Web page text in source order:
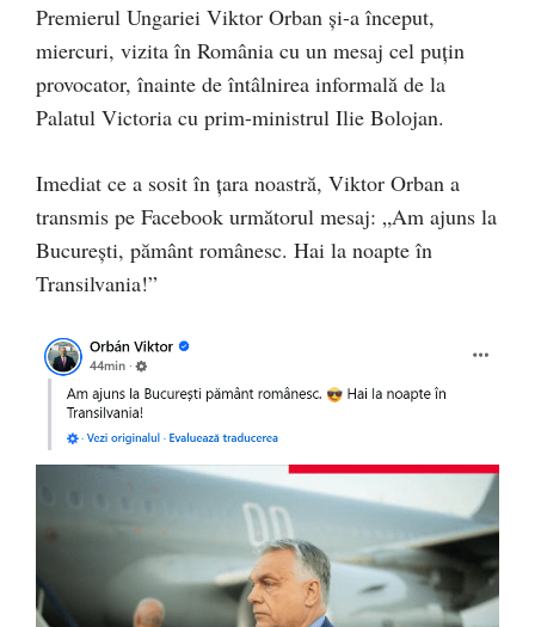
Premierul Ungariei Viktor Orban și-a început,
miercuri, vizita în România cu un mesaj cel puțin
provocator, înainte de întâlnirea informală de la
Palatul Victoria cu prim-ministrul Ilie Bolojan.
Imediat ce a sosit în țara noastră, Viktor Orban a
transmis pe Facebook următorul mesaj: „Am ajuns la
București, pământ românesc. Hai la noapte în
Transilvania!”